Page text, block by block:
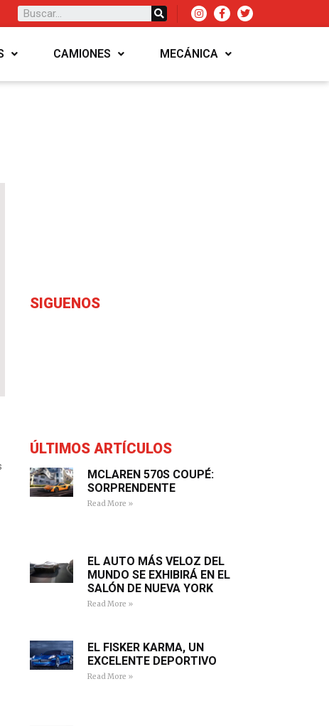
CAMIONES MECÁNICA
SIGUENOS
ÚLTIMOS ARTÍCULOS
MCLAREN 570S COUPÉ:
SORPRENDENTE
Read More »
EL AUTO MÁS VELOZ DEL
MUNDO SE EXHIBIRÁ EN EL
SALÓN DE NUEVA YORK
Read More »
EL FISKER KARMA, UN
EXCELENTE DEPORTIVO
Read More »